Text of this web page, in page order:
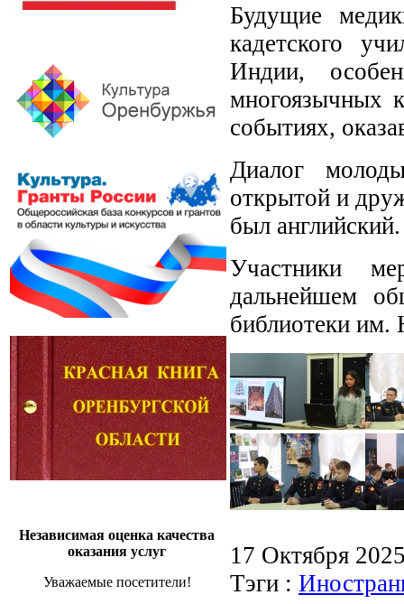
Независимая оценка качества
оказания услуг
Уважаемые посетители!
Будущие
кадетского
Индии,
многоязычных
событиях,
Диалог
открытой и
был английский.
Участники
дальнейшем
библиотеки
17 Октября
Тэги :